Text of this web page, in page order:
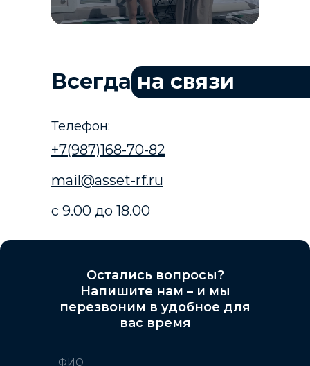
Остались вопросы?
Напишите нам – и мы
перезвоним в удобное для
вас время
с 9.00 до 18.00
mail@asset-rf.ru
+7(987)168-70-82
Телефон:
Всегда на связи